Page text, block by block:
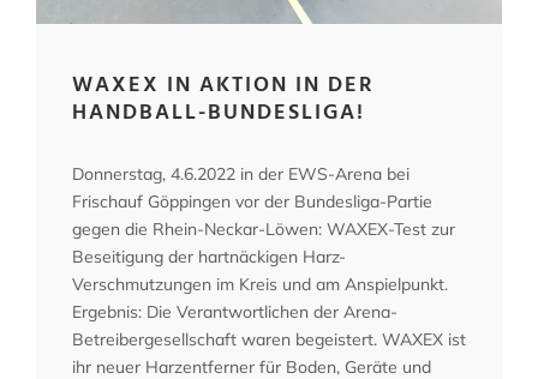
WAXEX IN AKTION IN DER
HANDBALL-BUNDESLIGA!
Donnerstag, 4.6.2022 in der EWS-Arena bei
Frischauf Göppingen vor der Bundesliga-Partie
gegen die Rhein-Neckar-Löwen: WAXEX-Test zur
Beseitigung der hartnäckigen Harz-
Verschmutzungen im Kreis und am Anspielpunkt.
Ergebnis: Die Verantwortlichen der Arena-
Betreibergesellschaft waren begeistert. WAXEX ist
ihr neuer Harzentferner für Boden, Geräte und